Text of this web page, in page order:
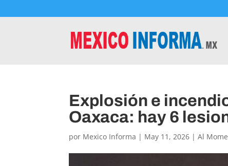
Explosión e
Oaxaca: hay 6
por Mexico Informa | May 11, 2026 |Al